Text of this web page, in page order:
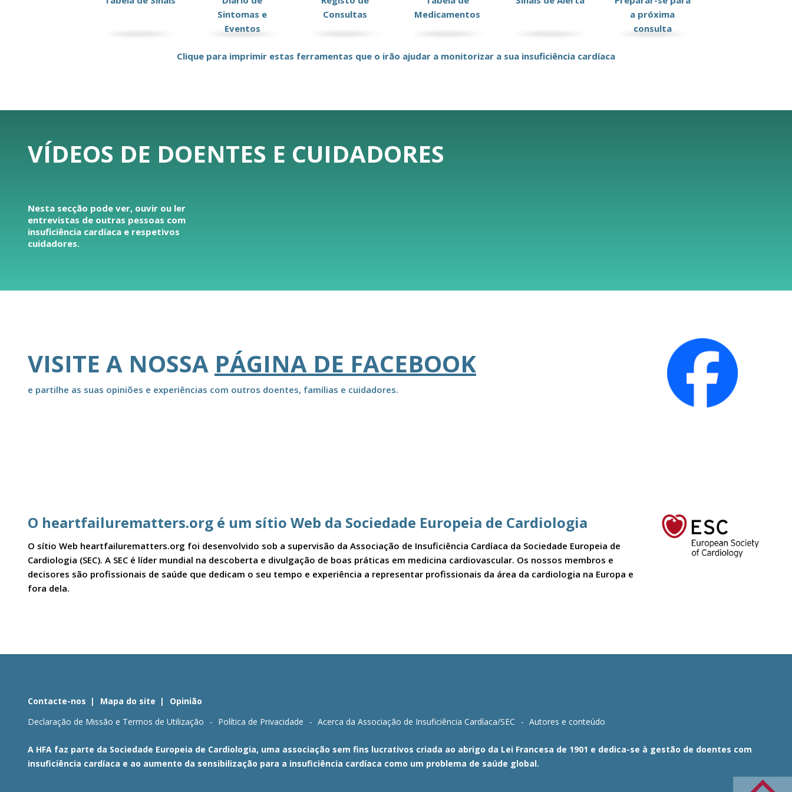
Sintomas e
Eventos
Consultas
Medicamentos
a próxima
consulta
Clique para imprimir estas ferramentas que o irão ajudar a monitorizar a sua insuficiência cardíaca
VÍDEOS DE DOENTES E CUIDADORES
Nesta secção pode ver, ouvir ou ler
entrevistas de outras pessoas com
insuficiência cardíaca e respetivos
cuidadores.
VISITE A NOSSA PÁGINA DE FACEBOOK
e partilhe as suas opiniões e experiências com outros doentes, famílias e cuidadores.
O heartfailurematters.org é um sítio Web da Sociedade Europeia de Cardiologia
O sítio Web heartfailurematters.org foi desenvolvido sob a supervisão da Associação de Insuficiência Cardíaca da Sociedade Europeia de
Cardiologia (SEC). A SEC é líder mundial na descoberta e divulgação de boas práticas em medicina cardiovascular. Os nossos membros e
decisores são profissionais de saúde que dedicam o seu tempo e experiência a representar profissionais da área da cardiologia na Europa e
fora dela.
Contacte-nos Mapa do site
Opinião
Declaração de Missão e Termos de Utilização
Política de Privacidade Acerca da Associação de Insuficiência Cardíaca/SEC Autores e conteúdo
A HFA faz parte da Sociedade Europeia de Cardiologia, uma associação sem fins lucrativos criada ao abrigo da Lei Francesa de 1901 e dedica-se à gestão de doentes com
insuficiência cardíaca e ao aumento da sensibilização para a insuficiência cardíaca como um problema de saúde global.